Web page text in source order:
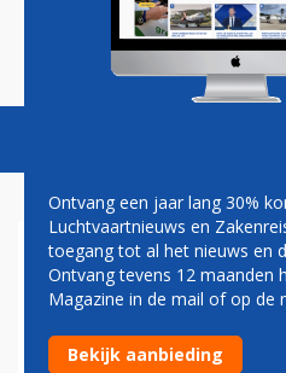
Magazine
CHINA JAAGT
GOEDEREN
Ontvang een jaar lang 30%
Luchtvaartnieuws en
toegang tot al het nieuws en
Ontvang tevens 12 maanden
Magazine in de mail of op de
Bekijk aanbieding